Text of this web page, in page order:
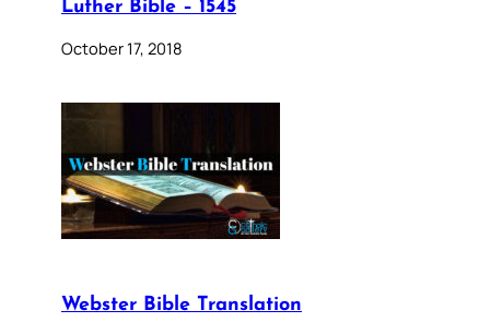
Luther Bible – 1545
October 17, 2018
Webster Bible Translation